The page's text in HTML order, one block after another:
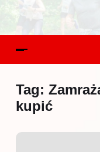
Tag:
kupić